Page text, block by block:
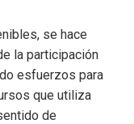
se hace
la participación
esfuerzos para
que utiliza
de